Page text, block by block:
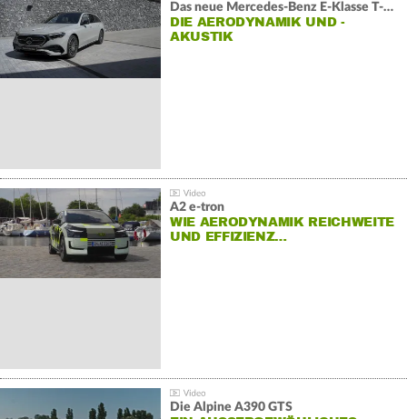
Das neue Mercedes-Benz E-Klasse T-Modell
DIE AERODYNAMIK UND -
AKUSTIK
A2 e-tron
WIE AERODYNAMIK REICHWEITE
UND EFFIZIENZ…
Die Alpine A390 GTS